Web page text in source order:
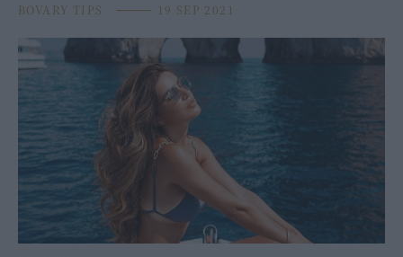
BOVARY TIPS ⸻ 19 SEP 2021